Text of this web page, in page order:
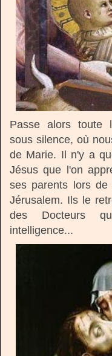
Passe alors toute
sous silence, où
de Marie. Il n'y a
Jésus que l'on
ses parents lors
Jérusalem. Ils le
des Docteurs
intelligence...